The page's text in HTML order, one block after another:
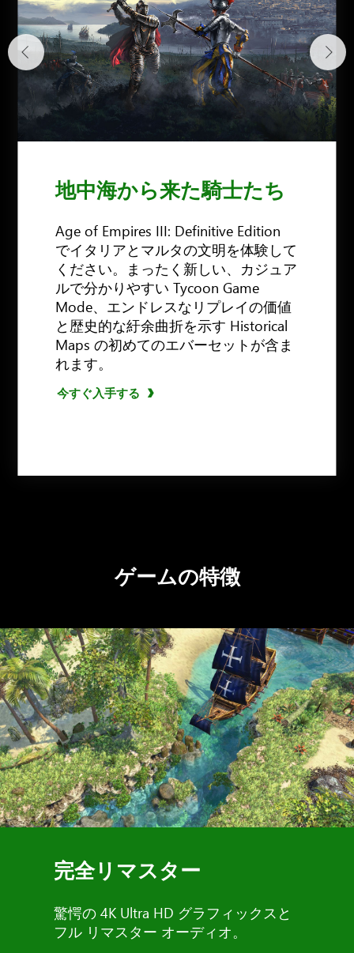
地中海から来た騎士たち
Age of Empires III: Definitive Edition
でイタリアとマルタの文明を体験して
ください。まったく新しい、カジュア
ルで分かりやすい Tycoon Game
Mode、エンドレスなリプレイの価値
と歴史的な紆余曲折を示す Historical
Maps の初めてのエバーセットが含ま
れます。
今すぐ入手する
今すぐ入手する
ゲームの特徴
完全リマスター
驚愕の 4K Ultra HD グラフィックスと
フル リマスター オーディオ。